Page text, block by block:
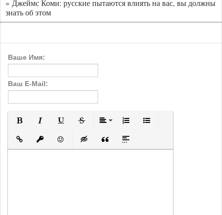
» Джеймс Коми: русские пытаются влиять на вас, вы должны
знать об этом
Ваше Имя:
Ваш E-Mail:
Вставить ссылку
Вставить защищенную ссылку
Вставить смайлик
Вставка скрытого текста
Вставка цитаты
Вставка спойлера